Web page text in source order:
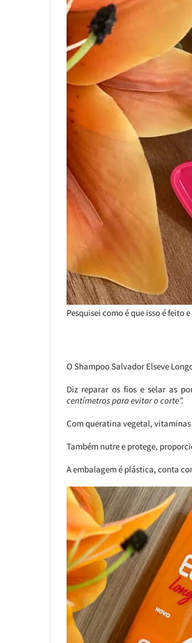
Pesquisei como é que isso é feito
O Shampoo Salvador Elseve
Diz reparar os fios e selar as
centímetros para evitar o corte”.
Com queratina vegetal,
Também nutre e protege,
A embalagem é plástica, conta